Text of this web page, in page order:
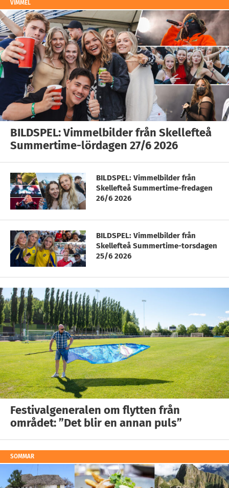
VIMMEL
BILDSPEL: Vimmelbilder från Skellefteå
Summertime-lördagen 27/6 2026
BILDSPEL: Vimmelbilder från
Skellefteå Summertime-fredagen
26/6 2026
BILDSPEL: Vimmelbilder från
Skellefteå Summertime-torsdagen
25/6 2026
Festivalgeneralen om flytten från
området: ”Det blir en annan puls”
SOMMAR